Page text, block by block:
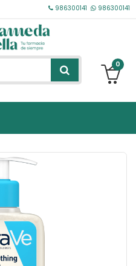
986300141 986300141
0